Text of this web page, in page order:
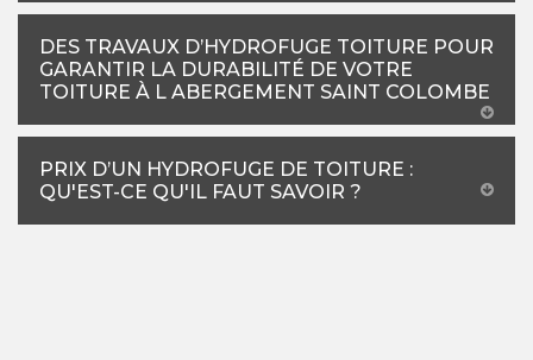
DES TRAVAUX D’HYDROFUGE TOITURE POUR
GARANTIR LA DURABILITÉ DE VOTRE
TOITURE À L ABERGEMENT SAINT COLOMBE
PRIX D’UN HYDROFUGE DE TOITURE :
QU'EST-CE QU'IL FAUT SAVOIR ?